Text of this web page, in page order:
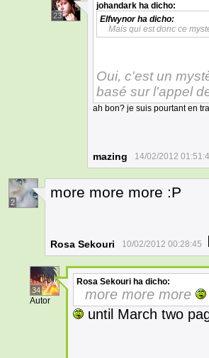
23
johandark ha dicho:
Elfwynorha dicho:
Mais qui est donc ce
Oui, c'est un
basé sur l'appel
ah bon? je suis pourtant en
mazing 14/02/2012
2
more more more :P
Rosa Sekouri 10/02/2012 00:28:45
34
Autor
Rosa Sekouri ha dicho:
more more more
until March two